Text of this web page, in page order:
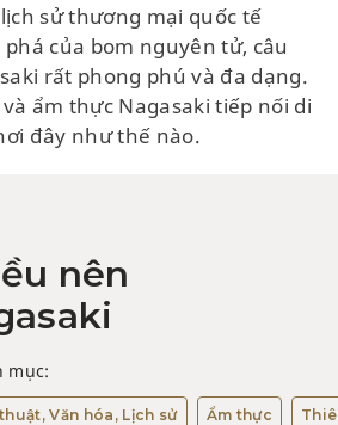
sử thương mại quốc tế
của bom nguyên tử, câu
rất phong phú và đa dạng.
ẩm thực Nagasaki tiếp nối di
đây như thế nào.
nên
mục:
Văn hóa, Lịch sử Ẩm thực